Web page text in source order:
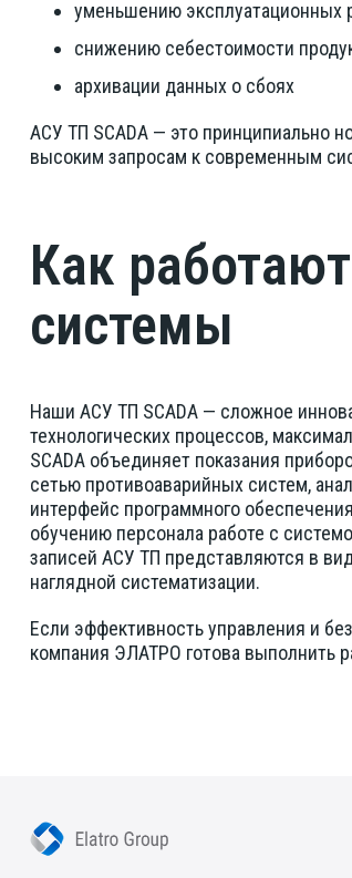
уменьшению эксплуатационных
снижению себестоимости
архивации данных о сбоях
АСУ ТП SCADA — это принципиально
высоким запросам к современным
Как
системы
Наши АСУ ТП SCADA — сложное
технологических процессов,
SCADA объединяет показания
сетью противоаварийных систем,
интерфейс программного
обучению персонала работе с
записей АСУ ТП представляются в
наглядной систематизации.
Если эффективность управления и
компания ЭЛАТРО готова выполнить